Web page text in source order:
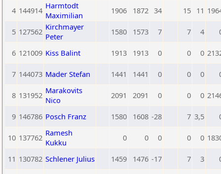
4 144914 Harmtodt
Maximilian
1906 1872 34 15 11
5 127562 Kirchmayer
Peter
1580 1573 7 7 4
6 121009 Kiss Balint 1913 1913 0 0 0
7 144073 Mader Stefan 1441 1441 0 0 0
8 131952 Marakovits
Nico
2091 2091 0 0 0
9 146786 Posch Franz 1580 1608 -28 7 3,5
10 137762 Ramesh
Kukku
0 0 0 0 0
11 130782 Schlener Julius 1459 1476 -17 7 3